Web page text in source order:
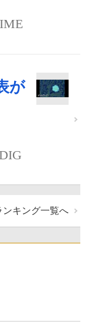
が
ンキング一覧へ